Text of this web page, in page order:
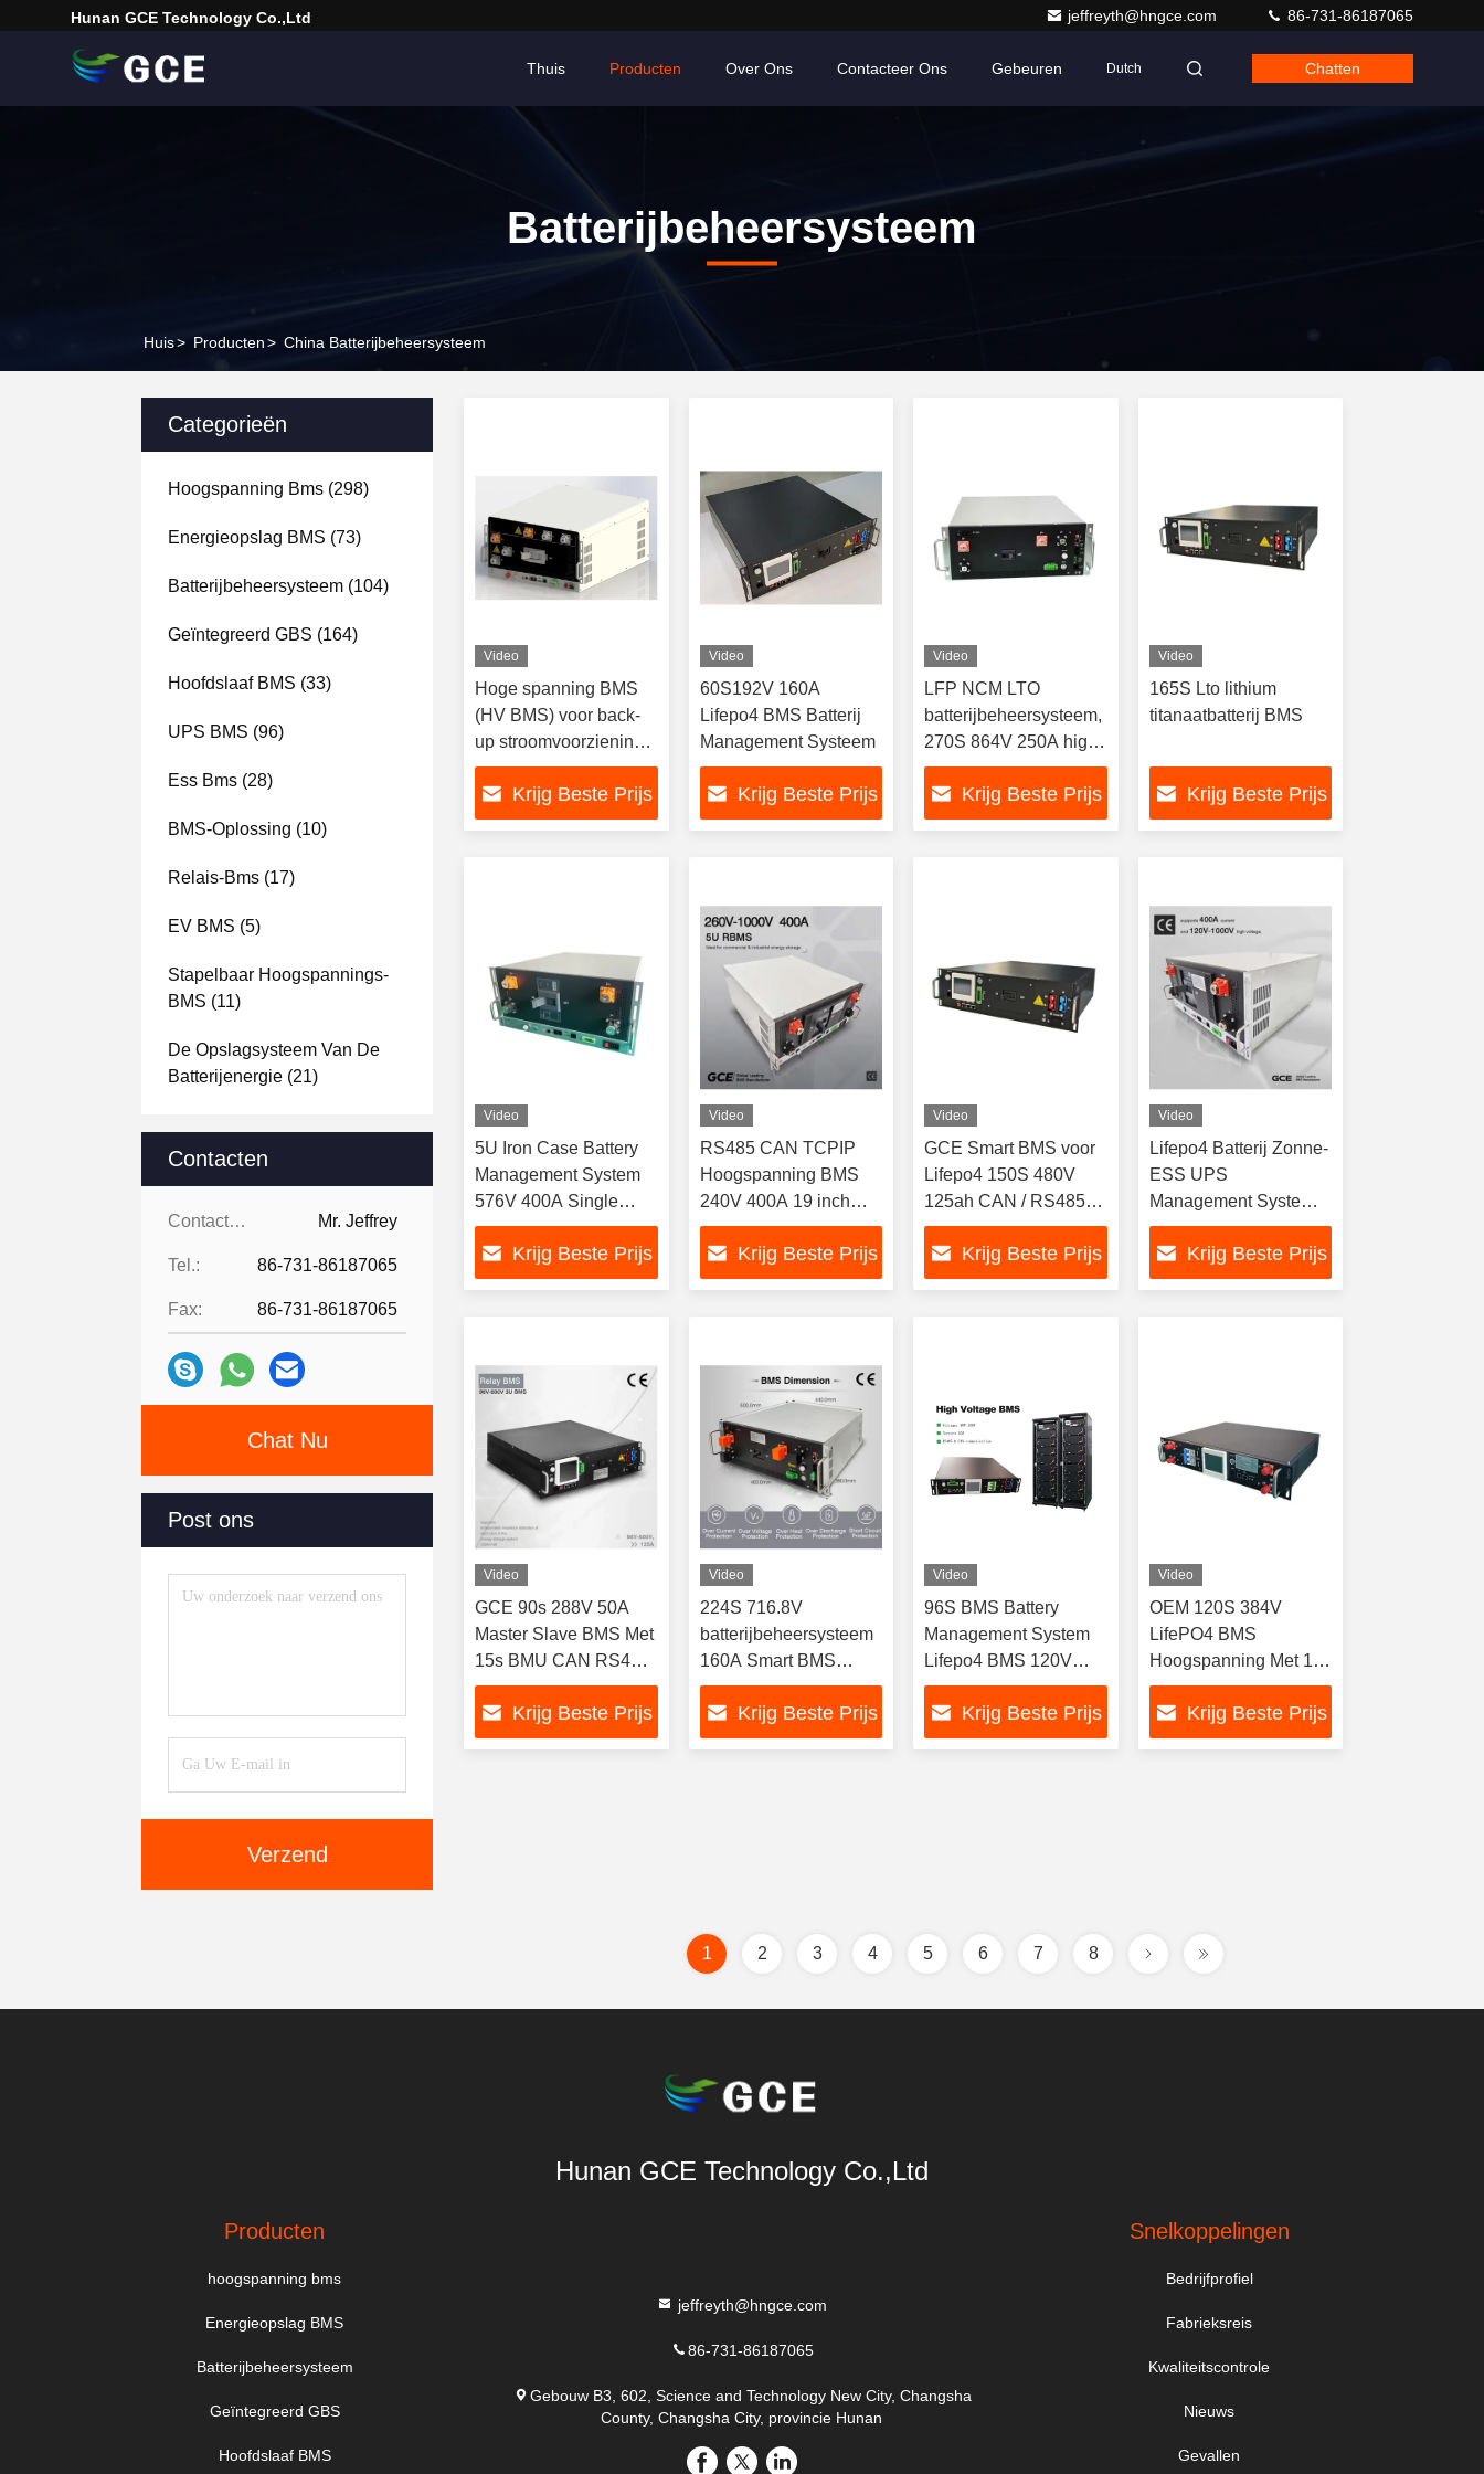
Hunan GCE Technology Co.,Ltd jeffreyth@hngce.com 86-731-86187065
Thuis Producten Over Ons Contacteer Ons Gebeuren Dutch Chatten
Batterijbeheersysteem
Huis> Producten> China Batterijbeheersysteem
Categorieën
Hoogspanning Bms (298)
Energieopslag BMS (73)
Batterijbeheersysteem (104)
Geïntegreerd GBS (164)
Hoofdslaaf BMS (33)
UPS BMS (96)
Ess Bms (28)
BMS-Oplossing (10)
Relais-Bms (17)
EV BMS (5)
Stapelbaar Hoogspannings-
BMS (11)
De Opslagsysteem Van De
Batterijenergie (21)
Contacten
Contacten: Mr. Jeffrey
Tel.: 86-731-86187065
Fax: 86-731-86187065
Chat Nu
Post ons
Verzend
Video
Hoge spanning BMS
(HV BMS) voor back-
up stroomvoorziening
750v 512v 500A
Krijg Beste Prijs
Video
60S192V 160A
Lifepo4 BMS Batterij
Management Systeem
Krijg Beste Prijs
Video
LFP NCM LTO
batterijbeheersysteem,
270S 864V 250A high
voltage BMS(HV BMS)
Krijg Beste Prijs
Video
165S Lto lithium
titanaatbatterij BMS
Krijg Beste Prijs
Video
5U Iron Case Battery
Management System
576V 400A Single
Cabinet
Krijg Beste Prijs
Video
RS485 CAN TCPIP
Hoogspanning BMS
240V 400A 19 inch
grootte 5U ijzeren doos
Krijg Beste Prijs
Video
GCE Smart BMS voor
Lifepo4 150S 480V
125ah CAN / RS485
communicatie
Krijg Beste Prijs
Video
Lifepo4 Batterij Zonne-
ESS UPS
Management System
272S 870.4V 400A
Krijg Beste Prijs
Video
GCE 90s 288V 50A
Master Slave BMS Met
15s BMU CAN RS485
LAN Protocol
Krijg Beste Prijs
Video
224S 716.8V
batterijbeheersysteem
160A Smart BMS
Lifepo4
Krijg Beste Prijs
Video
96S BMS Battery
Management System
Lifepo4 BMS 120V
144V 192V 240V 384V
480V 50A Relais BMS
Met RS485 CAN
Krijg Beste Prijs
Video
OEM 120S 384V
LifePO4 BMS
Hoogspanning Met 15s
16s Slave BMU
Krijg Beste Prijs
1 2 3 4 5 6 7 8
Hunan GCE Technology Co.,Ltd
Producten
hoogspanning bms
Energieopslag BMS
Batterijbeheersysteem
Geïntegreerd GBS
Hoofdslaaf BMS
jeffreyth@hngce.com
86-731-86187065
Gebouw B3, 602, Science and Technology New City, Changsha
County, Changsha City, provincie Hunan
Snelkoppelingen
Bedrijfprofiel
Fabrieksreis
Kwaliteitscontrole
Nieuws
Gevallen